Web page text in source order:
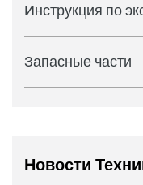
Инструкция по
Запасные части
Новости